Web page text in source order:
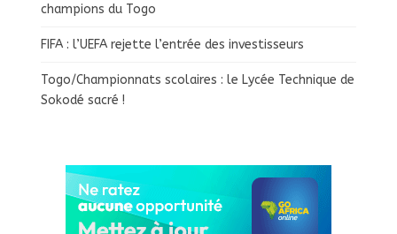
champions du Togo
FIFA : l’UEFA rejette l’entrée des investisseurs
Togo/Championnats scolaires : le Lycée Technique de
Sokodé sacré !